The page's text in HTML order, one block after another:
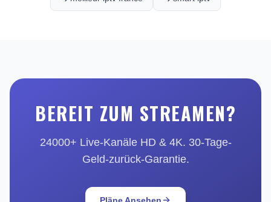
BEREIT ZUM STREAMEN?
24000+ Live-Kanäle HD & 4K. 30-Tage-
Geld-zurück-Garantie.